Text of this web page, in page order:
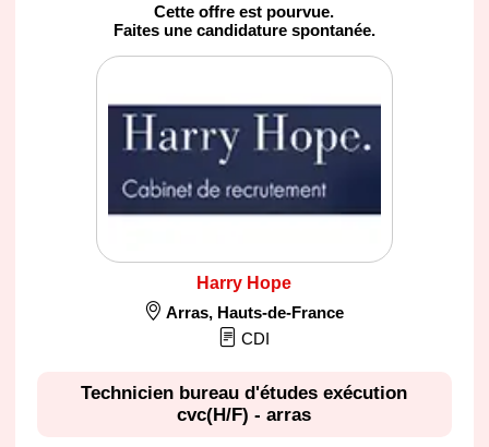
Cette offre est pourvue.
Faites une candidature spontanée.
Harry Hope
Arras, Hauts-de-France
CDI
Technicien bureau d'études exécution
cvc(H/F) - arras